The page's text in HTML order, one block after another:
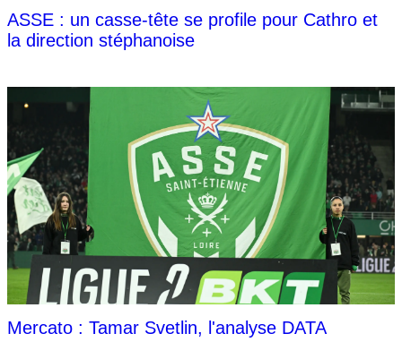
ASSE : un casse-tête se profile pour Cathro et
la direction stéphanoise
Mercato : Tamar Svetlin, l'analyse DATA